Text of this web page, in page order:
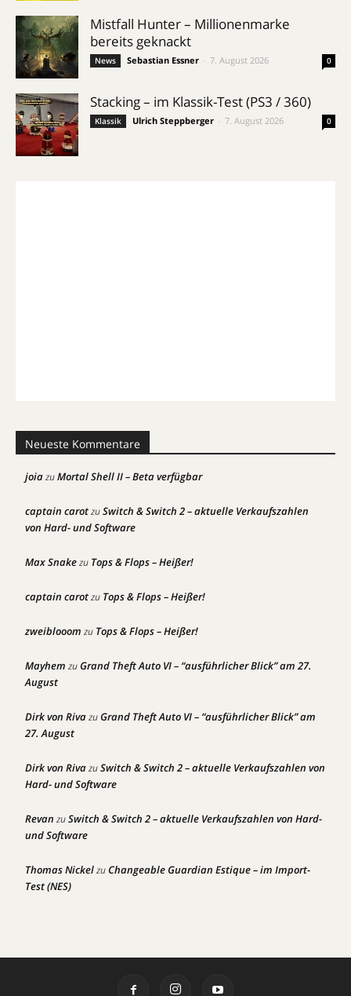
Mistfall Hunter – Millionenmarke
bereits geknackt
News Sebastian Essner 7. August 2026 0
Stacking – im Klassik-Test (PS3 / 360)
Klassik Ulrich Steppberger 7. August 2026 0
Neueste Kommentare
joiazuMortal Shell II – Beta verfügbar
captain carotzuSwitch & Switch 2 – aktuelle Verkaufszahlen
von Hard- und Software
Max Snakezu Tops & Flops – Heißer!
captain carotzu Tops & Flops – Heißer!
zweiblooom zu Tops & Flops – Heißer!
Mayhem zuGrand Theft Auto VI – “ausführlicher Blick” am 27.
August
Dirk von RivazuGrand Theft Auto VI – “ausführlicher Blick” am
27. August
Dirk von RivazuSwitch & Switch 2 – aktuelle Verkaufszahlen von
Hard- und Software
Revan zuSwitch & Switch 2 – aktuelle Verkaufszahlen von Hard-
und Software
Thomas NickelzuChangeable Guardian Estique – im Import-
Test (NES)